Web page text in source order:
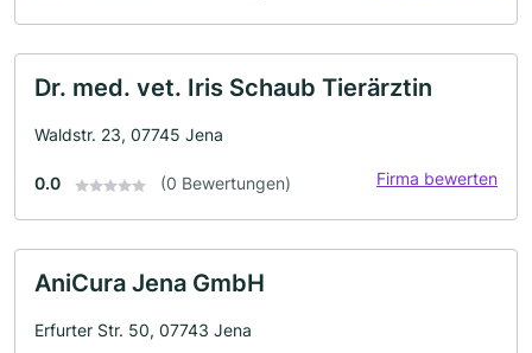
Dr. med. vet. Iris Schaub Tierärztin
Waldstr. 23, 07745 Jena
0.0 (0 Bewertungen) Firma bewerten
AniCura Jena GmbH
Erfurter Str. 50, 07743 Jena